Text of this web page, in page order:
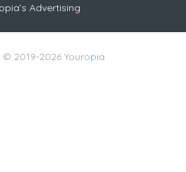
Advertising
2019-2026 Youropia